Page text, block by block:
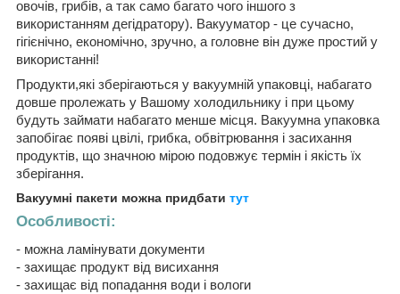
овочів, грибів, а так само багато чого іншого з
використанням дегідратору). Вакууматор - це сучасно,
гігієнічно, економічно, зручно, а головне він дуже простий у
використанні!
Продукти,які зберігаються у вакуумній упаковці, набагато
довше пролежать у Вашому холодильнику і при цьому
будуть займати набагато менше місця. Вакуумна упаковка
запобігає появі цвілі, грибка, обвітрювання і засихання
продуктів, що значною мірою подовжує термін і якість їх
зберігання.
Вакуумні пакети можна придбати тут
Особливості:
- можна ламінувати документи
- захищає продукт від висихання
- захищає від попадання води і вологи